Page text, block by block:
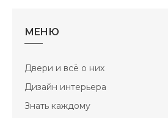
МЕНЮ
Двери и всё о них
Дизайн интерьера
Знать каждому